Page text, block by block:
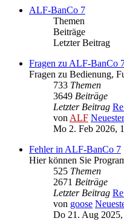
ALF-BanCo 7
Themen
Beiträge
Letzter Beitrag
Fragen zu ALF-BanCo
Fragen zu Bedienung,
733 Themen
3649 Beiträge
Letzter Beitrag
vonALF
Mo 2. Feb 2026,
Fehler in ALF-BanCo 7
Hier können Sie
525 Themen
2671 Beiträge
Letzter Beitrag
von goose
Do 21. Aug